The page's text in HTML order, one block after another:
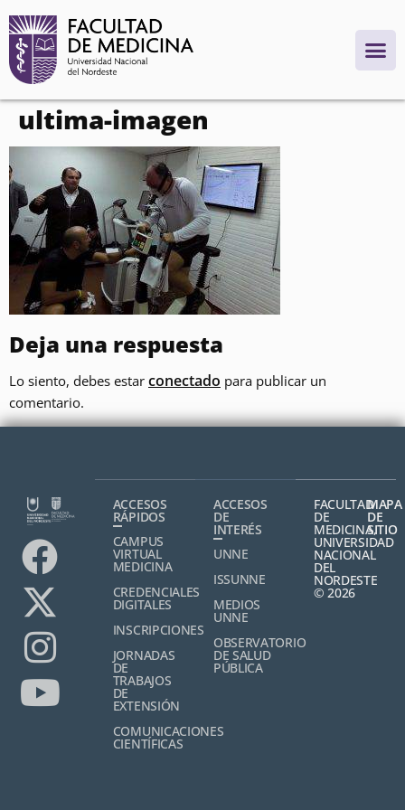
contenido
ultima-imagen
Deja una respuesta
Lo siento, debes estar conectado para publicar un
comentario.
ACCESOS
RÁPIDOS
CAMPUS
VIRTUAL
MEDICINA
CREDENCIALES
DIGITALES
INSCRIPCIONES
JORNADAS
DE
TRABAJOS
DE
EXTENSIÓN
COMUNICACIONES
CIENTÍFICAS
ACCESOS
DE
INTERÉS
UNNE
ISSUNNE
MEDIOS
UNNE
OBSERVATORIO
DE SALUD
PÚBLICA
FACULTAD
DE
MEDICINA,
UNIVERSIDAD
NACIONAL
DEL
NORDESTE
© 2026
MAPA
DE
SITIO